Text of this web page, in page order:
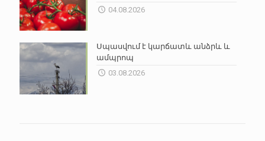
04.08.2026
Սպասվում է կարճատև անձրև և
ամպրոպ
03.08.2026